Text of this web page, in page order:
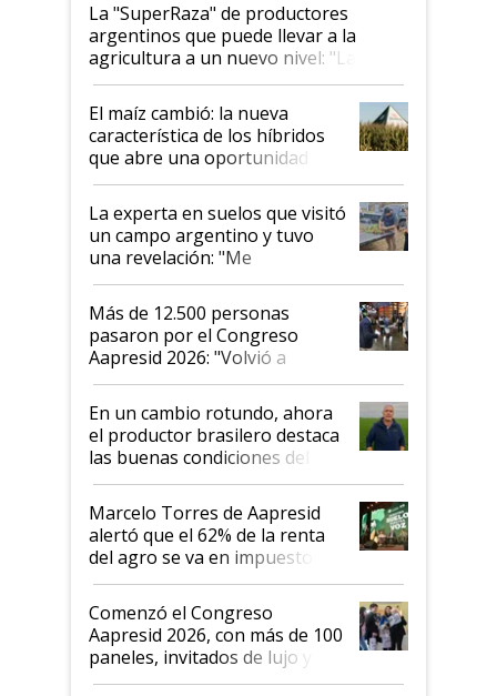
La "SuperRaza" de productores
argentinos que puede llevar a la
agricultura a un nuevo nivel: "Las
posibilidades de crecimiento son
infinitas"
El maíz cambió: la nueva
característica de los híbridos
que abre una oportunidad en
el lote
La experta en suelos que visitó
un campo argentino y tuvo
una revelación: "Me
impresionó mucho"
Más de 12.500 personas
pasaron por el Congreso
Aapresid 2026: "Volvió a
demostrar que hablar del
suelo es hablar de todo el
sistema productivo"
En un cambio rotundo, ahora
el productor brasilero destaca
las buenas condiciones del
agro argentino para invertir:
"Los veo más motivados"
Marcelo Torres de Aapresid
alertó que el 62% de la renta
del agro se va en impuestos:
"No es bueno que en
Argentina se sigan discutiendo
las mismas cosas de hace 50
años"
Comenzó el Congreso
Aapresid 2026, con más de 100
paneles, invitados de lujo y
todas las tendencias